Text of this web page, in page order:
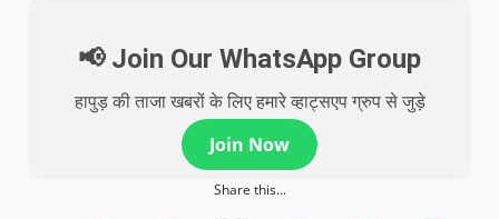
📢 Join Our WhatsApp Group
हापुड़ की ताजा खबरों के लिए हमारे व्हाट्सएप ग्रुप से जुड़े
Join Now
Share this...